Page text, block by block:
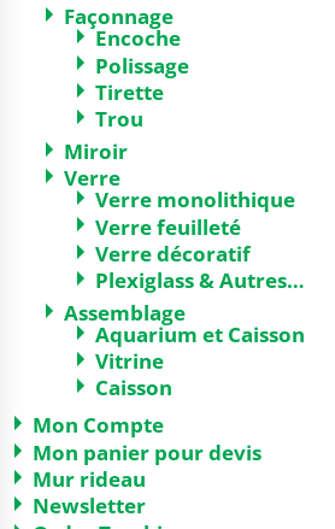
Façonnage
Encoche
Polissage
Tirette
Trou
Miroir
Verre
Verre monolithique
Verre feuilleté
Verre décoratif
Plexiglass & Autres…
Assemblage
Aquarium et Caisson
Vitrine
Caisson
Mon Compte
Mon panier pour devis
Mur rideau
Newsletter